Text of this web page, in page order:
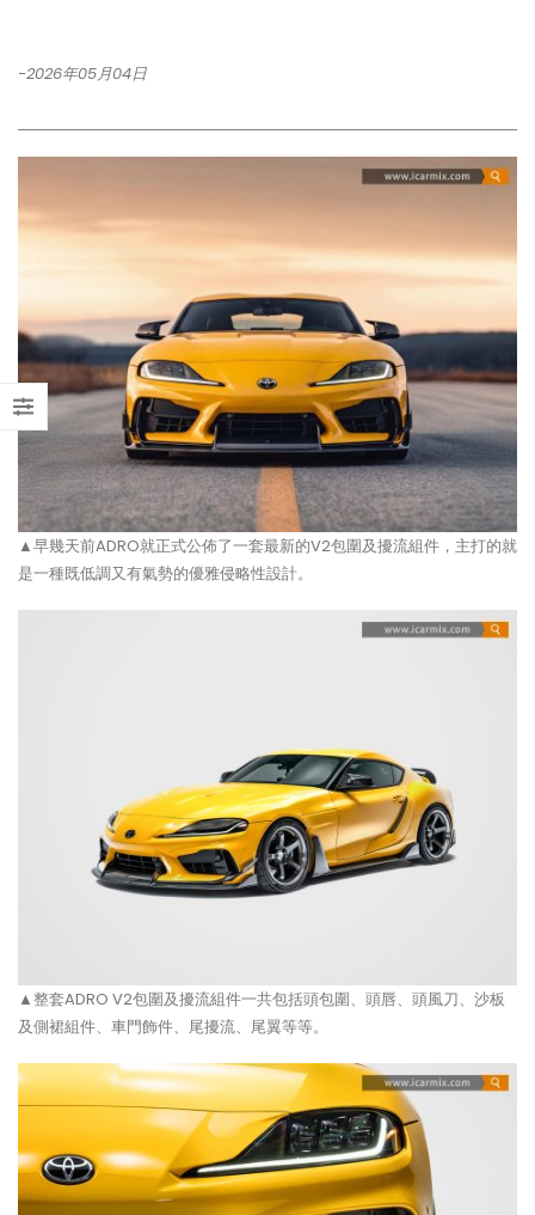
-2026年05月04日
▲早幾天前ADRO就正式公佈了一套最新的V2包圍及擾流組件，主打的就
是一種既低調又有氣勢的優雅侵略性設計。
▲整套ADRO V2包圍及擾流組件一共包括頭包圍、頭唇、頭風刀、沙板
及側裙組件、車門飾件、尾擾流、尾翼等等。